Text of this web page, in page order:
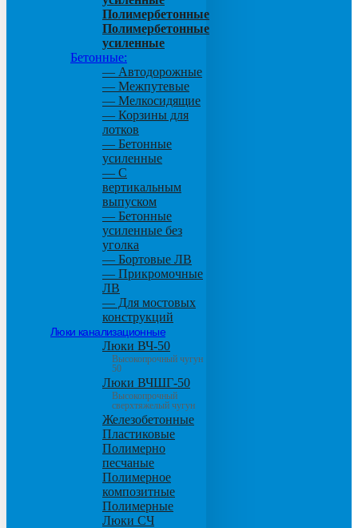
Полимербетонные
Полимербетонные
усиленные
Бетонные:
— Автодорожные
— Межпутевые
— Мелкосидящие
— Корзины для
лотков
— Бетонные
усиленные
— С
вертикальным
выпуском
— Бетонные
усиленные без
уголка
— Бортовые ЛВ
— Прикромочные
ЛВ
— Для мостовых
конструкций
Люки канализационные
Люки ВЧ-50
Высокопрочный чугун
50
Люки ВЧШГ-50
Высокопрочный
сверхтяжелый чугун
Железобетонные
Пластиковые
Полимерно
песчаные
Полимерное
композитные
Полимерные
Люки СЧ